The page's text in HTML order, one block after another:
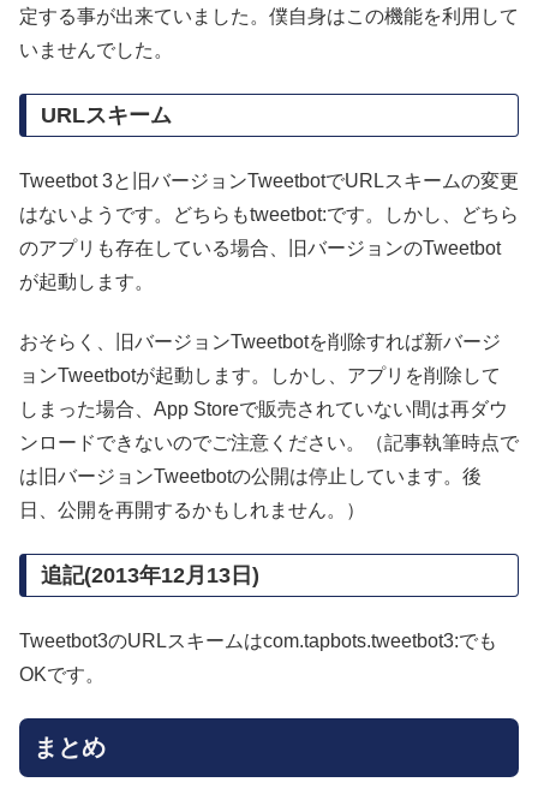
定する事が出来ていました。僕自身はこの機能を利用して
いませんでした。
URLスキーム
Tweetbot 3と旧バージョンTweetbotでURLスキームの変更
はないようです。どちらもtweetbot:です。しかし、どちら
のアプリも存在している場合、旧バージョンのTweetbot
が起動します。
おそらく、旧バージョンTweetbotを削除すれば新バージ
ョンTweetbotが起動します。しかし、アプリを削除して
しまった場合、App Storeで販売されていない間は再ダウ
ンロードできないのでご注意ください。（記事執筆時点で
は旧バージョンTweetbotの公開は停止しています。後
日、公開を再開するかもしれません。）
追記(2013年12月13日)
Tweetbot3のURLスキームはcom.tapbots.tweetbot3:でも
OKです。
まとめ